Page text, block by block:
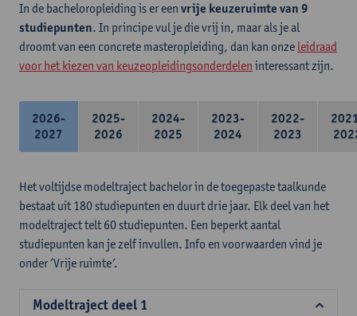
In de bacheloropleiding is er een vrije keuzeruimte van 9
studiepunten. In principe vul je die vrij in, maar als je al
droomt van een concrete masteropleiding, dan kan onze leidraad
voor het kiezen van keuzeopleidingsonderdelen interessant zijn.
2026-
2027
2025-
2026
2024-
2025
2023-
2024
2022-
2023
Het voltijdse modeltraject bachelor in de toegepaste taalkunde
bestaat uit 180 studiepunten en duurt drie jaar. Elk deel van het
modeltraject telt 60 studiepunten. Een beperkt aantal
studiepunten kan je zelf invullen. Info en voorwaarden vind je
onder ‘Vrije ruimte’.
Modeltraject deel 1